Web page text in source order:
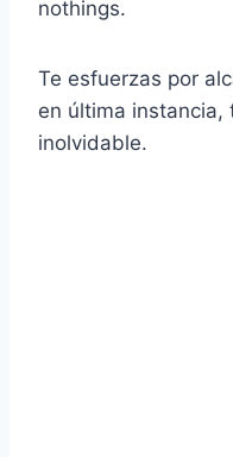
nothings.
Te esfuerzas por
en última instancia,
inolvidable.